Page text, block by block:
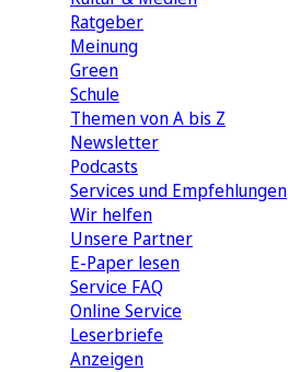
Ratgeber
Meinung
Green
Schule
Themen von A bis Z
Newsletter
Podcasts
Services und Empfehlungen
Wir helfen
Unsere Partner
E-Paper lesen
Service FAQ
Online Service
Leserbriefe
Anzeigen